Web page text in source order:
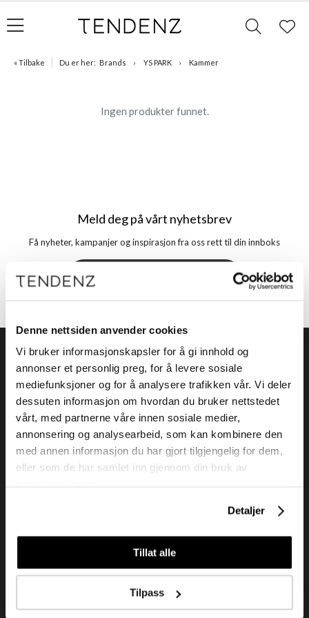
Denne nettsiden anvender cookies
Vi bruker informasjonskapsler for å gi innhold og
annonser et personlig preg, for å levere sosiale
mediefunksjoner og for å analysere trafikken vår. Vi deler
dessuten informasjon om hvordan du bruker nettstedet
vårt, med partnerne våre innen sosiale medier,
annonsering og analysearbeid, som kan kombinere den
med annen informasjon du har gjort tilgjengelig for dem,
eller som de har samlet inn gjennom din bruk av
Detaljer
Tillat alle
Tilpass
« Tilbake Du er her: Brands YS PARK Kammer
Ingen produkter funnet.
Meld deg på vårt nyhetsbrev
Få nyheter, kampanjer og inspirasjon fra oss rett til din innboks
Tendenz Hårpleie AS er en solid totalleverandør av
eksklusive merker og profesjonelle produkter til
frisør.
Telefon: +47 22 92 50 00